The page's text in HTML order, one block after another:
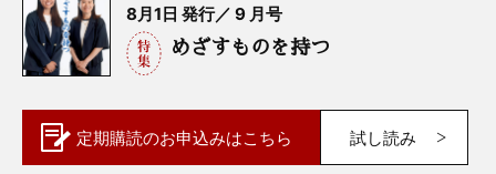
8月1日 発行／ 9 月号
めざすものを持つ
定期購読のお申込みはこちら 試し読み